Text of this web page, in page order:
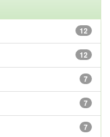
12
12
7
7
7